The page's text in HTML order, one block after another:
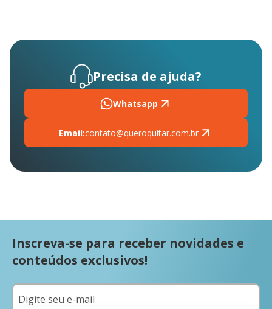
Precisa de ajuda?
Whatsapp
Email:contato@queroquitar.com.br
Inscreva-se para receber novidades e
conteúdos exclusivos!